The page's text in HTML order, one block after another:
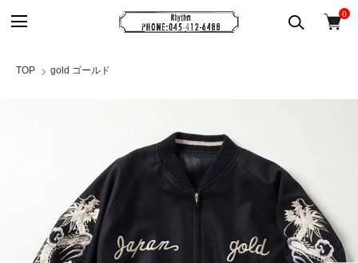
0
TOP gold ゴールド